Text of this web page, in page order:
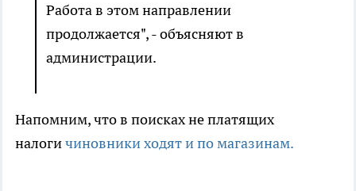
Работа в этом направлении
продолжается", - объясняют в
администрации.
Напомним, что в поисках не платящих
налогичиновники ходят и по магазинам.